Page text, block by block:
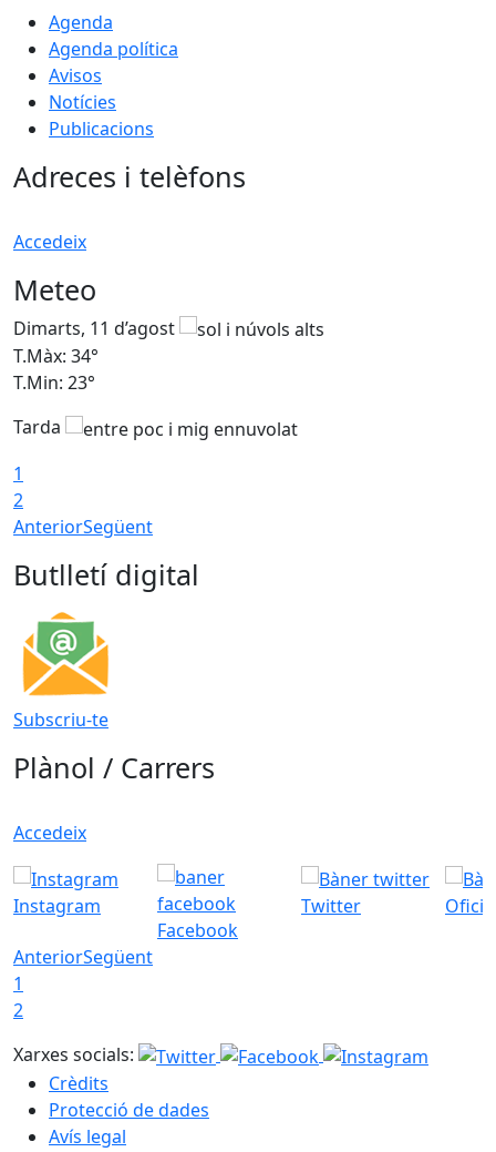
Agenda
Agenda política
Avisos
Notícies
Publicacions
Adreces i telèfons
Accedeix
Meteo
Dimarts, 11 d’agost
T.Màx: 34°
T.Min: 23°
Tarda
1
2
AnteriorSegüent
Butlletí digital
Subscriu-te
Plànol / Carrers
Accedeix
Instagram
Facebook
Twitter
AnteriorSegüent
1
2
Xarxes socials:
Crèdits
Protecció de dades
Avís legal